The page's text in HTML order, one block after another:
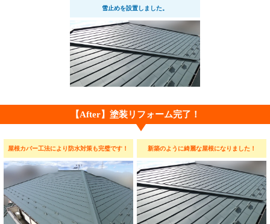
雪止めを設置しました。
【After】塗装リフォーム完了！
屋根カバー工法により防水対策も完璧です！ 新築のように綺麗な屋根になりました！